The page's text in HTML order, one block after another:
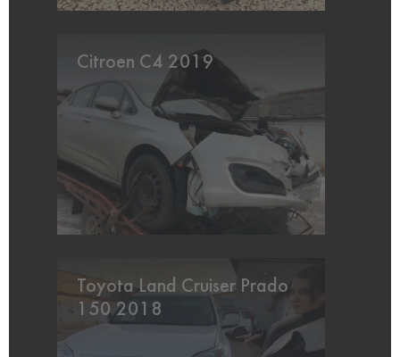
Citroen C4 2019
Toyota Land Cruiser Prado
150 2018